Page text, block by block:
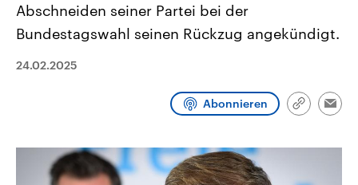
Landtagswahl Sachsen-Anhalt
2026
Sachsen-Anhalt wählt am 6.
Bundesland von einer Koalition aus
und Hintergründe zu den Parteien
und Kandidaten der anstehenden
Aktuelle Beiträge,
den mächtigsten Ländern
mit großem Einfluss auf
aktuelle Weltgeschehen.
Sendungen Programm Podcasts
Abschneiden seiner Partei bei der
Bundestagswahl seinen Rückzug angekündigt.
24.02.2025
Abonnieren
Link